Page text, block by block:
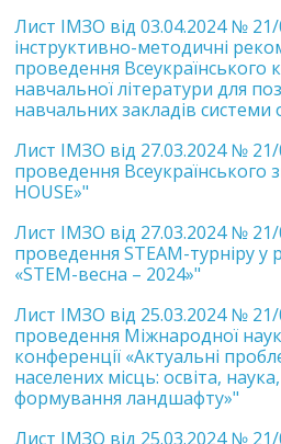
Лист ІМЗО від 03.04.2024 №
інструктивно-методичні
проведення Всеукраїнського
навчальної літератури для
навчальних закладів системи
Лист ІМЗО від 27.03.2024 №
проведення Всеукраїнського
HOUSE»"
Лист ІМЗО від 27.03.2024 №
проведення STEAM-турніру
«STEM-весна – 2024»"
Лист ІМЗО від 25.03.2024 №
проведення Міжнародної
конференції «Актуальні
населених місць: освіта,
формування ландшафту»"
Лист ІМЗО від 25.03.2024 №